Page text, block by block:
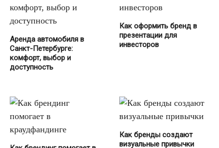
Аренда автомобиля в
Санкт-Петербурге:
комфорт, выбор и
доступность
Как оформить бренд в
презентации для
инвесторов
Как бренды создают
визуальные привычки